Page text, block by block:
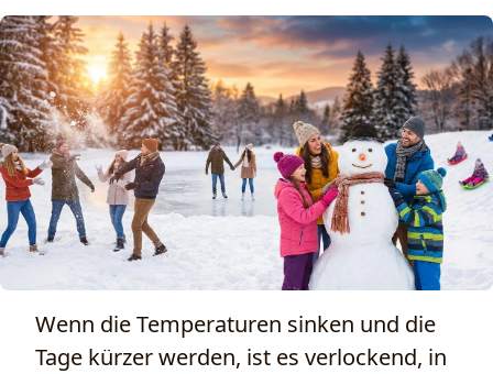
Wenn die Temperaturen sinken und die
Tage kürzer werden, ist es verlockend, in